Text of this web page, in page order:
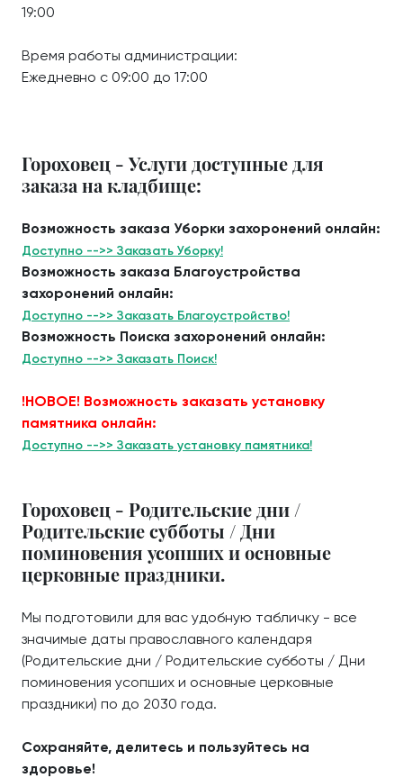
19:00
Время работы администрации:
Ежедневно с 09:00 до 17:00
Гороховец - Услуги доступные для
заказа на кладбище:
Возможность заказа Уборки захоронений онлайн:
Доступно -->> Заказать Уборку!
Возможность заказа Благоустройства
захоронений онлайн:
Доступно -->> Заказать Благоустройство!
Возможность Поиска захоронений онлайн:
Доступно -->> Заказать Поиск!
!НОВОЕ! Возможность заказать установку
памятника онлайн:
Доступно -->> Заказать установку памятника!
Гороховец - Родительские дни /
Родительские субботы / Дни
поминовения усопших и основные
церковные праздники.
Мы подготовили для вас удобную табличку - все
значимые даты православного календаря
(Родительские дни / Родительские субботы / Дни
поминовения усопших и основные церковные
праздники) по до 2030 года.
Сохраняйте, делитесь и пользуйтесь на
здоровье!